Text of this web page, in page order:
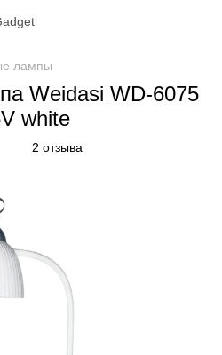
лампы
Weidasi WD-6075
white
2 отзыва